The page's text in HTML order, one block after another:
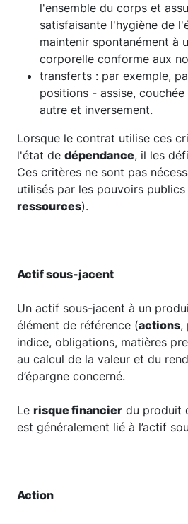
l'ensemble du corps et
satisfaisante l'hygiène de
maintenir spontanément à
corporelle conforme aux
transferts : par exemple,
positions - assise,
autre et inversement.
Lorsque le contrat utilise ces
l'état de dépendance, il les
Ces critères ne sont pas
utilisés par les pouvoirs publics
ressources).
Actif sous-jacent
Un actif sous-jacent à un
élément de référence (actions,
indice, obligations, matières
au calcul de la valeur et du
d’épargne concerné.
Le risque financier du produit
est généralement lié à l’actif
Action